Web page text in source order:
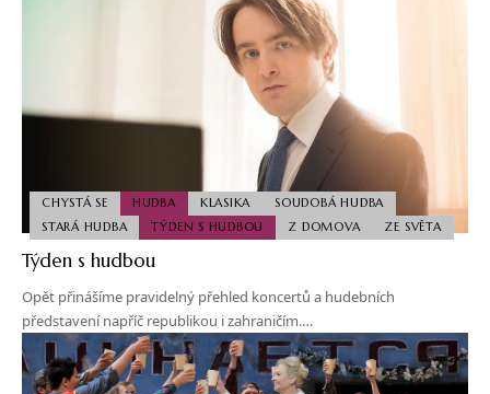
CHYSTÁ SE HUDBA KLASIKA
SOUDOBÁ HUDBA
STARÁ HUDBA
TÝDEN S HUDBOU Z DOMOVA ZE SVĚTA
Týden s hudbou
Opět přinášíme pravidelný přehled koncertů a hudebních
představení napříč republikou i zahraničím.…